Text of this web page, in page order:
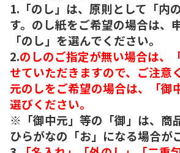
1.「のし」は、原則として「内
す。のし紙をご希望の場合は、
「のし」を選んでください。
2.のしのご指定が無い場合は、
せていただきますので、ご注意
元のしをご希望の場合は、「御
選びください。
※「御中元」等の「御」は、商
ひらがなの「お」になる場合が